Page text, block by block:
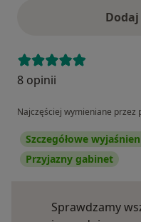
8 opinii
Najczęściej wymieniane przez
Szczegółowe
Przyjazny gabinet
Sprawdzamy